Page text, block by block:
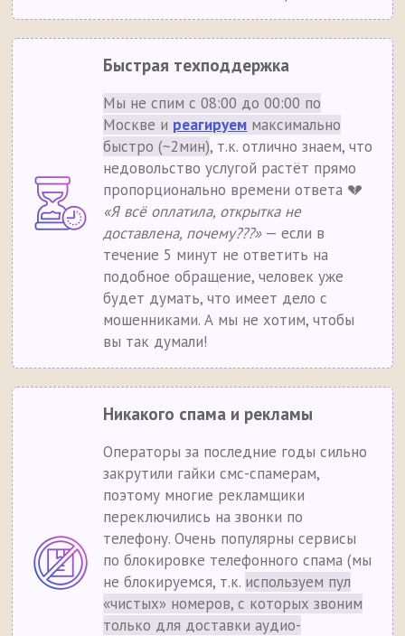
Быстрая техподдержка
Мы не спим с 08:00 до 00:00 по
Москве и реагируем максимально
быстро (~2мин), т.к. отлично знаем, что
недовольство услугой растёт прямо
пропорционально времени ответа 💔
«Я всё оплатила, открытка не
доставлена, почему???»— если в
течение 5 минут не ответить на
подобное обращение, человек уже
будет думать, что имеет дело с
мошенниками. А мы не хотим, чтобы
вы так думали!
Никакого спама и рекламы
Операторы за последние годы сильно
закрутили гайки смс-спамерам,
поэтому многие рекламщики
переключились на звонки по
телефону. Очень популярны сервисы
по блокировке телефонного спама (мы
не блокируемся, т.к. используем пул
«чистых» номеров, с которых звоним
только для доставки аудио-